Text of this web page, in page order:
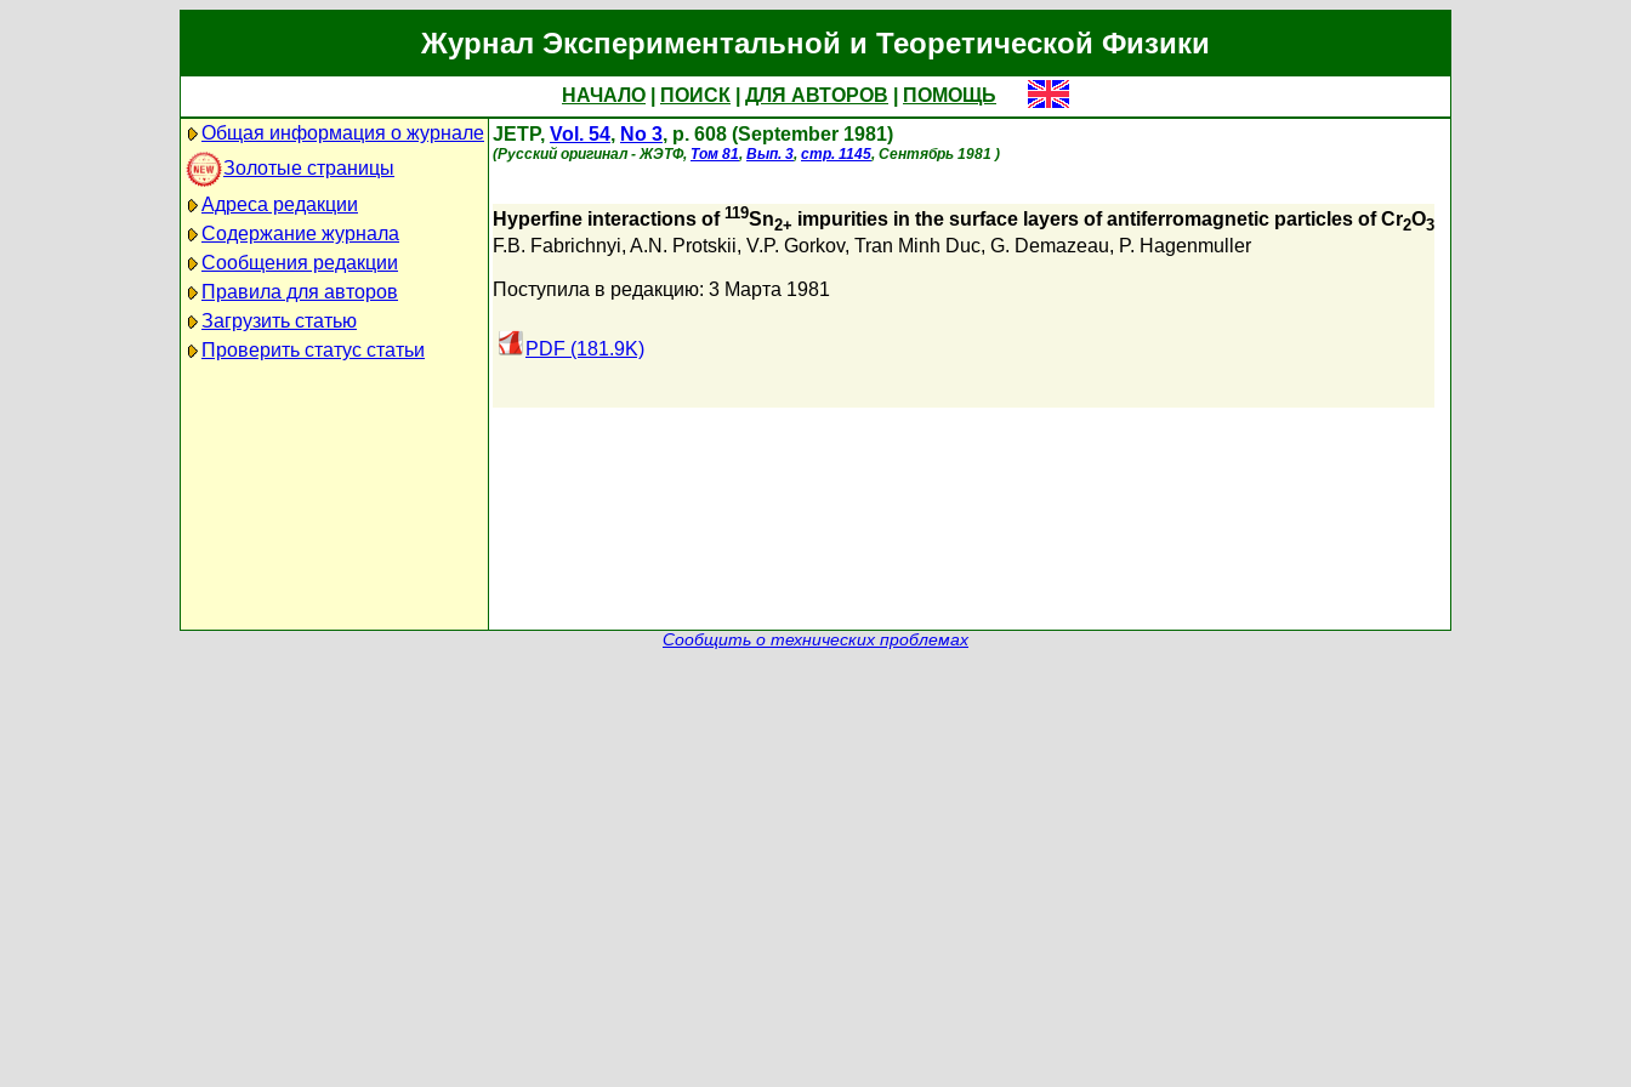
Журнал Экспериментальной и Теоретической Физики
НАЧАЛО ПОИСК ДЛЯ АВТОРОВ
ПОМОЩЬ
Общая информация о журнале
Золотые страницы
Адреса редакции
Содержание журнала
Сообщения редакции
Правила для авторов
Загрузить статью
Проверить статус статьи
JETP, Vol. 54, No 3, p. 608 (September 1981)
(Русский оригинал - ЖЭТФ, Том 81, Вып. 3, стр. 1145, Сентябрь 1981 )
Hyperfine interactions of 119Sn2+ impurities in the surface layers of antiferromagnetic particles of Cr2O3
F.B. Fabrichnyi, A.N. Protskii, V.P. Gorkov, Tran Minh Duc, G. Demazeau, P. Hagenmuller
Поступила в редакцию: 3 Марта 1981
PDF (181.9K)
Сообщить о технических проблемах